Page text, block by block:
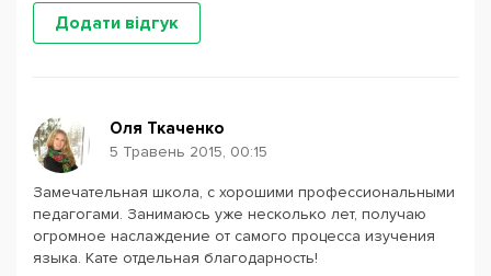
Додати відгук
Оля Ткаченко
5 Травень 2015, 00:15
Замечательная школа, с хорошими профессиональными
педагогами. Занимаюсь уже несколько лет, получаю
огромное наслаждение от самого процесса изучения
языка. Кате отдельная благодарность!